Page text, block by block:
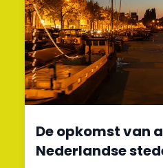
De opkomst van
Nederlandse